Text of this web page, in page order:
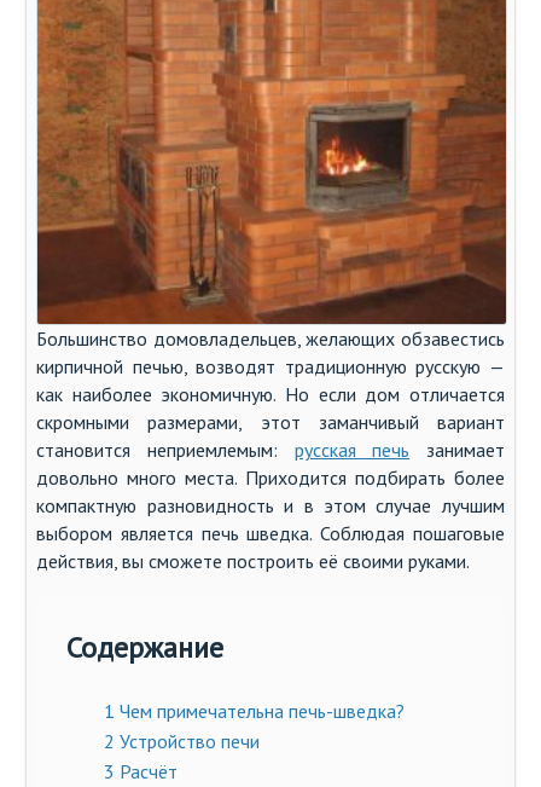
Большинство домовладельцев, желающих обзавестись
кирпичной печью, возводят традиционную русскую —
как наиболее экономичную. Но если дом отличается
скромными размерами, этот заманчивый вариант
становится неприемлемым: русская печь занимает
довольно много места. Приходится подбирать более
компактную разновидность и в этом случае лучшим
выбором является печь шведка. Соблюдая пошаговые
действия, вы сможете построить её своими руками.
Содержание
1 Чем примечательна печь-шведка?
2 Устройство печи
3 Расчёт